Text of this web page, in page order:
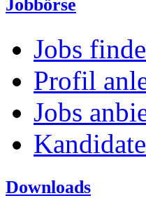
Jobbörse
Jobs
Profil
Jobs
Downloads